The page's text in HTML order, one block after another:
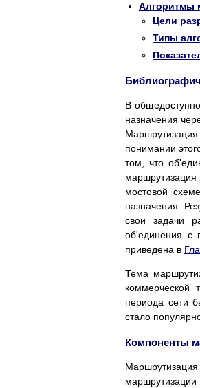
Алгоритмы
Цели
Типы
В
назначения
понимании
том, что
маршрутизация
мостовой
назначения.
свои задачи
об'единения с
приведена в
Тема
коммерческой
периода сети
стало
Компоненты